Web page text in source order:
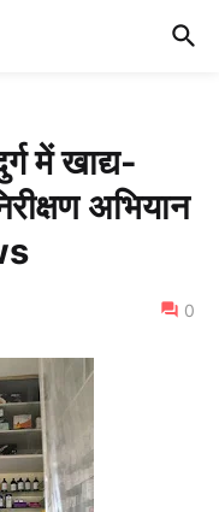
में खाद्य-
अभियान
0